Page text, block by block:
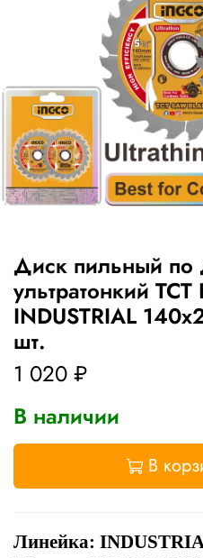
Диск пильный по
ультратонкий
INDUSTRIAL
шт.
1 020 ₽
В наличии
В
Линейка: